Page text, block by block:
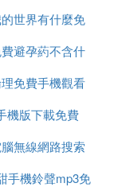
降，導致無線
左右，低於-60
容易出現路
；
戲好玩
世界有什麼免
槍械模組
避孕葯不含什
麼
免費手機觀看
機版下載免費
無線網路搜索
不到網路
手機鈴聲mp3免